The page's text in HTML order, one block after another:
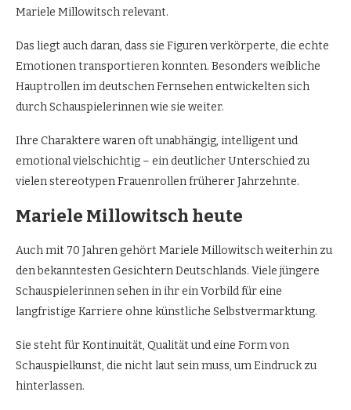
Mariele Millowitsch relevant.
Das liegt auch daran, dass sie Figuren verkörperte, die echte
Emotionen transportieren konnten. Besonders weibliche
Hauptrollen im deutschen Fernsehen entwickelten sich
durch Schauspielerinnen wie sie weiter.
Ihre Charaktere waren oft unabhängig, intelligent und
emotional vielschichtig – ein deutlicher Unterschied zu
vielen stereotypen Frauenrollen früherer Jahrzehnte.
Mariele Millowitsch heute
Auch mit 70 Jahren gehört Mariele Millowitsch weiterhin zu
den bekanntesten Gesichtern Deutschlands. Viele jüngere
Schauspielerinnen sehen in ihr ein Vorbild für eine
langfristige Karriere ohne künstliche Selbstvermarktung.
Sie steht für Kontinuität, Qualität und eine Form von
Schauspielkunst, die nicht laut sein muss, um Eindruck zu
hinterlassen.